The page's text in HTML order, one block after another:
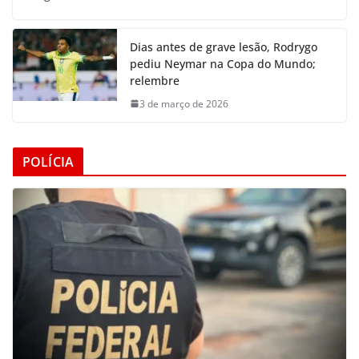
Dias antes de grave lesão, Rodrygo
pediu Neymar na Copa do Mundo;
relembre
3 de março de 2026
POLÍCIA